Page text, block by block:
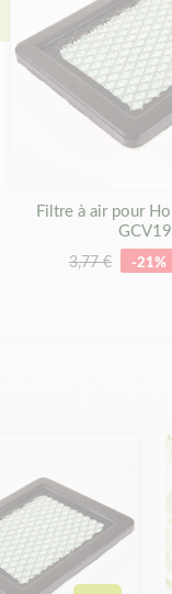
au panier
Filtre à air pour
3,77 € -21%